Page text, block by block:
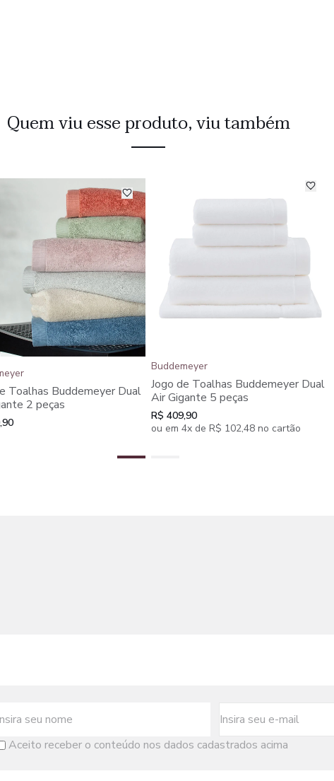
Quem viu esse produto, viu também
Toalhas Buddemeyer Dual
2 peças
Buddemeyer
Jogo de Toalhas Buddemeyer Dual
Air Gigante 5 peças
R$ 409,90
ou em 4x de R$ 102,48 no cartão
Aceito receber o conteúdo nos dados cadastrados acima